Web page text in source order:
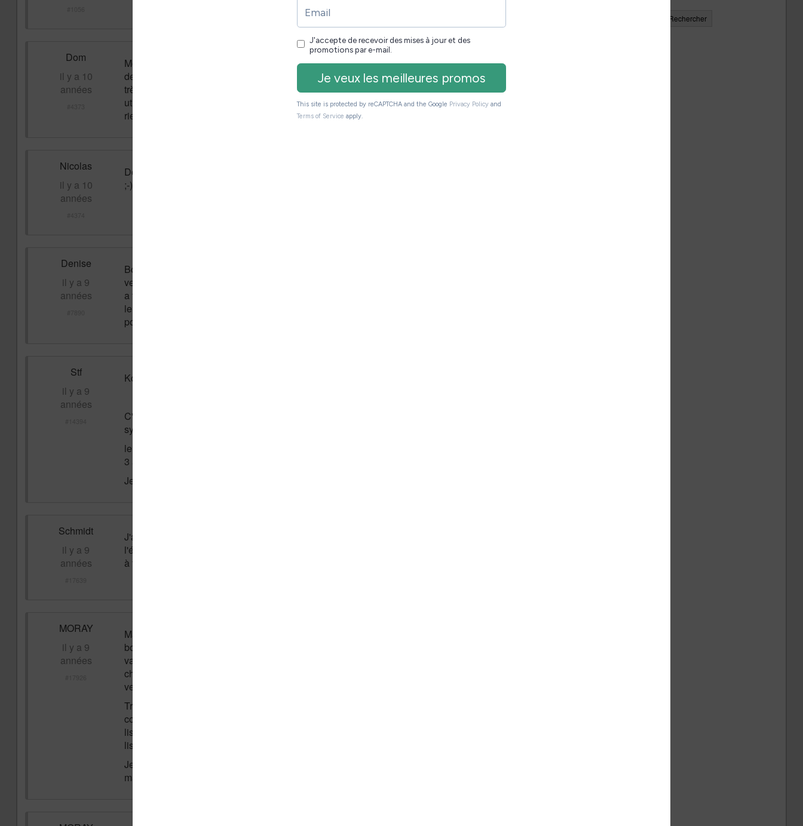
Dom
il y a 10
années
Mon écran est figé avec des lignes horizontales. Ma liseuse était totalement fermée
depuis deux jours et en l'ouvrant, des lignes sont apparues. L'écran tactile fonctionne
très bien mais les lignes restent toujours. J'ai fermé ma liseuse à plusieurs reprises,
utilisévidemment un trombone, appuyé sur le bouton tout en utilisant un trombone mais
rien ne fonctionne. En plus ma liseuse n'a qu'un mois d'usure :-(
Nicolas
il y a 10
années
Dom, le plus simple est peut-être de la ramener au magasin et de faire jouer la garantie
;-)
Denise
il y a 9
années
Bonjour, moi aussi j'ai le probleme de la liseuse qui bloque quand elle est en mode
veille. A chaque fois il faut que je la ferme totalement pour etre capable de recommencer
a tourner les pages ou d'enlever le marque page. J'ai essayé tout ce qui a été dit ici sur
le forum mais rien n'y fait. Si quelqu'un a une autre idée ce serait bienvenue et merci
pour l'aide.
Stf
il y a 9
années
Kobo c'est de la crotte !
C'est à la fois le meilleur confort/plaisir de lecture, mais la liseuse qui tombe
systématiquement en panne un peu trop vite.
le logiciel est nul, même pas connu du support de l'éditeur. J'en suis à ma quatrième en
3 ans, la dernière dne démarre pluis parceque je ne l'ai pas utilisée depuis un mois.
Je retourne au papier et je vous déconseille fortement KOBO.
Schmidt
il y a 9
années
J'ai ma liseuse kobo depuis seulement 4 mois et elle a déjà planté 3 fois sauf que la
l'écran est en mode veille j'ai essayé de la réinitialiser , de la brancher , la recharger rien
à faire sa ne marche pas je suis très déçu je vais devoir la ramener
MORAY
il y a 9
années
Ma Kobo Aura H20 est totalement bloquée. L'écran affiche le logo FNAC. L'appui sur le
bouton on/off pendant 30 secondes et/ou le trombone dans l'orifice reset n'y font rien. Je
vais attendre plusieurs mois que la batterie se décharge, sans garantie que cela puisse
changer quelque chose ensuite. Si jamais elle repart j'essaierai de désactiver la mise en
veille automatique avec l'étui.
Trop de personnes ont visiblement le même problème dû par conséquent à un défaut de
conception qui en définitive doit souvent se traduire par un accroissement des ventes de
liseuses dans la mesure où l'on peut être tenté de remplacer purement et simplement la
liseuse par le biais d'un autre achat.
Je déconseille l'achat d'une Kobo, non pas que les fonctionnalités soient mauvaises,
mais en raison du manque de fiabilité du matériel
Rechercher